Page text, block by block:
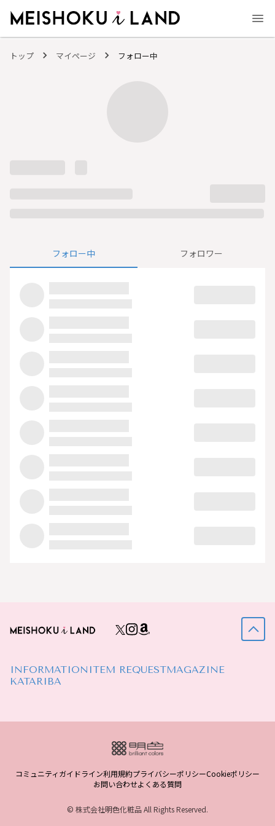
トップ マイページ フォロー中
フォロー中 フォロワー
INFORMATION ITEM REQUESTMAGAZINE
KATARIBA
コミュニティガイドライン利用規約プライバシーポリシーCookieポリシー
お問い合わせよくある質問
© 株式会社明色化粧品 All Rights Reserved.